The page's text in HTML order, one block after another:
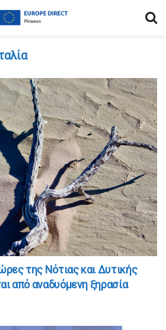
της Νότιας και Δυτικής
από αναδυόμενη ξηρασία